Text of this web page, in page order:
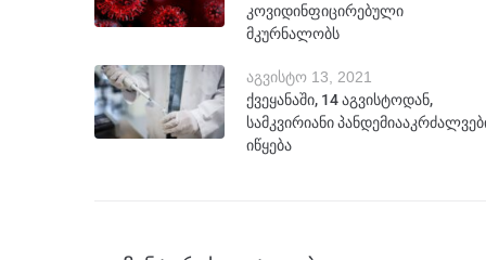
კოვიდინფიცირებული
მკურნალობს
აგვისტო 13, 2021
ქვეყანაში, 14 აგვისტოდან,
სამკვირიანი
იწყება